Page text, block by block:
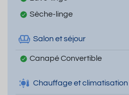
Sèche-linge
Salon et séjour
Canapé Convertible
Chauffage et climatisation